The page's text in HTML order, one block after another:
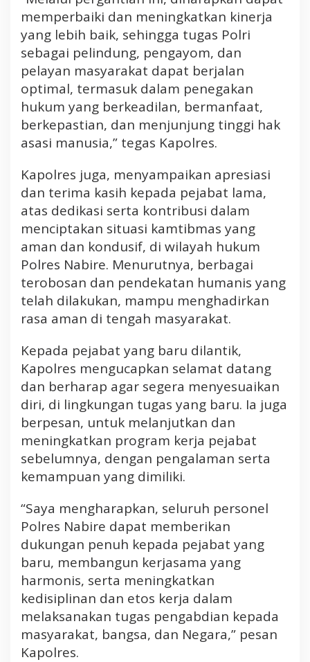
memperbaiki dan meningkatkan kinerja
yang lebih baik, sehingga tugas Polri
sebagai pelindung, pengayom, dan
pelayan masyarakat dapat berjalan
optimal, termasuk dalam penegakan
hukum yang berkeadilan, bermanfaat,
berkepastian, dan menjunjung tinggi hak
asasi manusia,” tegas Kapolres.
Kapolres juga, menyampaikan apresiasi
dan terima kasih kepada pejabat lama,
atas dedikasi serta kontribusi dalam
menciptakan situasi kamtibmas yang
aman dan kondusif, di wilayah hukum
Polres Nabire. Menurutnya, berbagai
terobosan dan pendekatan humanis yang
telah dilakukan, mampu menghadirkan
rasa aman di tengah masyarakat.
Kepada pejabat yang baru dilantik,
Kapolres mengucapkan selamat datang
dan berharap agar segera menyesuaikan
diri, di lingkungan tugas yang baru. Ia juga
berpesan, untuk melanjutkan dan
meningkatkan program kerja pejabat
sebelumnya, dengan pengalaman serta
kemampuan yang dimiliki.
“Saya mengharapkan, seluruh personel
Polres Nabire dapat memberikan
dukungan penuh kepada pejabat yang
baru, membangun kerjasama yang
harmonis, serta meningkatkan
kedisiplinan dan etos kerja dalam
melaksanakan tugas pengabdian kepada
masyarakat, bangsa, dan Negara,” pesan
Kapolres.